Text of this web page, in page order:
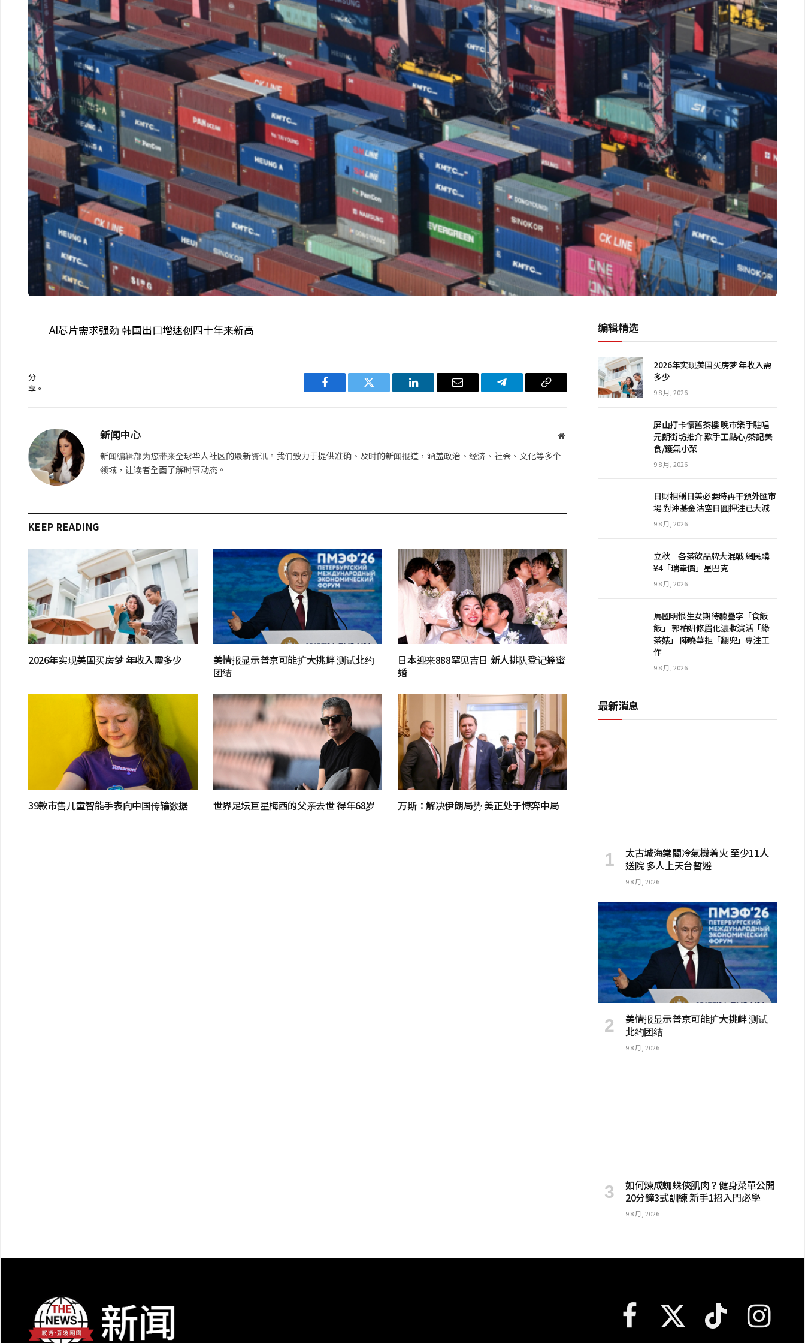
AI芯片需求强劲 韩国出口增速创四十年来新高
分
享。
Facebook Twitter LinkedIn 电
Telegram 复
新闻中心
网
新闻编辑部为您带来全球华人社区的最新资讯。我们致力于提供准确、及时的新闻报道，涵盖政治、经济、社会、文化等多个
领域，让读者全面了解时事动态。
KEEP READING
2026年实现美国买房梦 年收入需多少
美情报显示普京可能扩大挑衅 测试北约
团结
日本迎来888罕见吉日 新人排队登记蜂蜜
婚
39款市售儿童智能手表向中国传输数据 世界足坛巨星梅西的父亲去世 得年68岁 万斯：解决伊朗局势 美正处于博弈中局
编辑精选
2026年实现美国买房梦 年收入需
多少
9 8 月, 2026
屏山打卡懷舊茶樓 晚市樂手駐唱
元朗街坊推介 歎手工點心/茶記美
食/鑊氣小菜
9 8 月, 2026
日財相稱日美必要時再干預外匯市
場 對沖基金沽空日圓押注已大減
9 8 月, 2026
立秋︱各茶飲品牌大混戰 網民購
¥4「瑞幸價」星巴克
9 8 月, 2026
馬國明恨生女期待聽疊字「食飯
飯」 郭柏妍修眉化濃妝演活「綠
茶婊」 陳曉華拒「翻兜」專注工
作
9 8 月, 2026
最新消息
太古城海棠閣冷氣機着火 至少11人
送院 多人上天台暫避
9 8 月, 2026
美情报显示普京可能扩大挑衅 测试
北约团结
9 8 月, 2026
如何煉成蜘蛛俠肌肉？健身菜單公開
20分鐘3式訓練 新手1招入門必學
9 8 月, 2026
Facebook X
TikTok Instagram